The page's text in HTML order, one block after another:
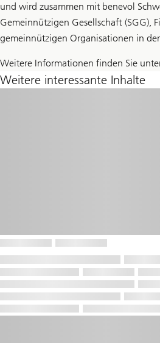
und wird zusammen mit benevol
Gemeinnützigen Gesellschaft (SGG),
gemeinnützigen Organisationen in
Weitere Informationen finden Sie
Weitere interessante Inhalte